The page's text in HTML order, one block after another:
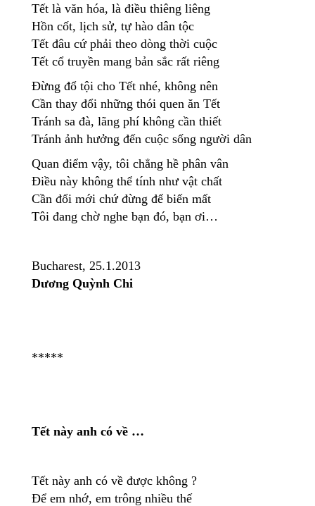
Tết là văn hóa, là điều thiêng liêng
Hồn cốt, lịch sử, tự hào dân tộc
Tết đâu cứ phải theo dòng thời cuộc
Tết cổ truyền mang bản sắc rất riêng
Đừng đổ tội cho Tết nhé, không nên
Cần thay đổi những thói quen ăn Tết
Tránh sa đà, lãng phí không cần thiết
Tránh ảnh hưởng đến cuộc sống người dân
Quan điểm vậy, tôi chẳng hề phân vân
Điều này không thể tính như vật chất
Cần đổi mới chứ đừng để biến mất
Tôi đang chờ nghe bạn đó, bạn ơi…
Bucharest, 25.1.2013
Dương Quỳnh Chi
*****
Tết này anh có về …
Tết này anh có về được không ?
Để em nhớ, em trông nhiều thế